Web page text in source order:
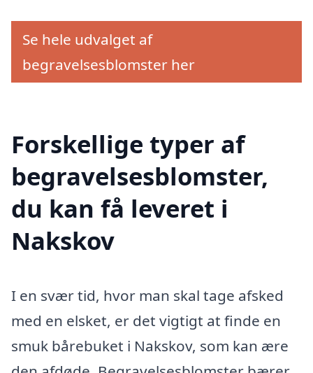
Se hele udvalget af
begravelsesblomster her
Forskellige typer af
begravelsesblomster,
du kan få leveret i
Nakskov
I en svær tid, hvor man skal tage afsked
med en elsket, er det vigtigt at finde en
smuk bårebuket i Nakskov, som kan ære